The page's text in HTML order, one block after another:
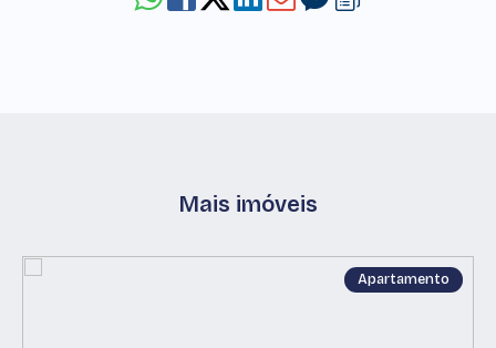
Mais imóveis
Apartamento